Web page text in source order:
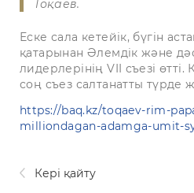
Тоқаев.
Еске сала кетейік, бүгін
қатарынан Әлемдік және
лидерлерінің VII съезі
соң съез салтанатты түрде
https://baq.kz/toqaev-rim-
milliondagan-adamga-umit-
Кері қайту